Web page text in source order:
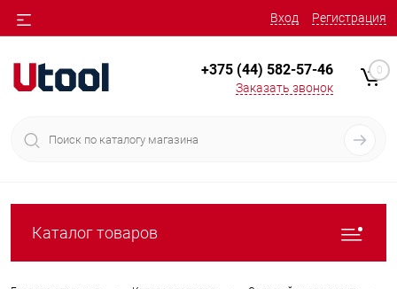
Вход Регистрация
+375 (44) 582-57-46
Заказать звонок
0
Каталог товаров